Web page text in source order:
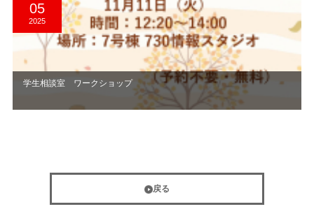
05
2025
学生相談室 ワークショップ
戻る